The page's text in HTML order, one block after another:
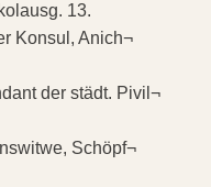
13.
Konsul, Anich¬
der städt. Pivil¬
Schöpf¬